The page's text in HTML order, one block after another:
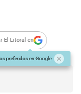
El Litoral en
preferidos en Google